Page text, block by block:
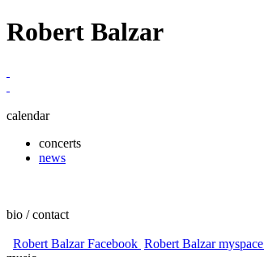
Robert Balzar
calendar
concerts
news
bio / contact
Robert Balzar Facebook Robert Balzar myspace